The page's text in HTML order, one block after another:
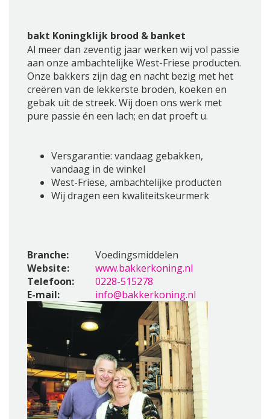
bakt Koningklijk brood & banket
Al meer dan zeventig jaar werken wij vol passie
aan onze ambachtelijke West-Friese producten.
Onze bakkers zijn dag en nacht bezig met het
creëren van de lekkerste broden, koeken en
gebak uit de streek. Wij doen ons werk met
pure passie én een lach; en dat proeft u.
Versgarantie: vandaag gebakken,
vandaag in de winkel
West-Friese, ambachtelijke producten
Wij dragen een kwaliteitskeurmerk
Branche:
Voedingsmiddelen
Website:
www.bakkerkoning.nl
Telefoon:
0228-515278
E-mail:
info@bakkerkoning.nl